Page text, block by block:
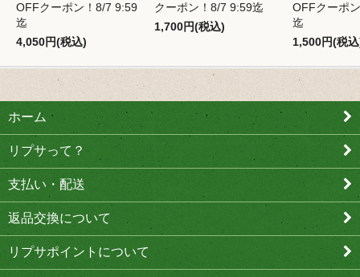
OFFクーポン！8/7 9:59
迄
4,050円(税込)
クーポン！8/7 9:59迄
1,700円(税込)
OFFクーポ
迄
1,500円(税
ホーム
リプサって？
支払い・配送
返品交換について
リプサポイントについて